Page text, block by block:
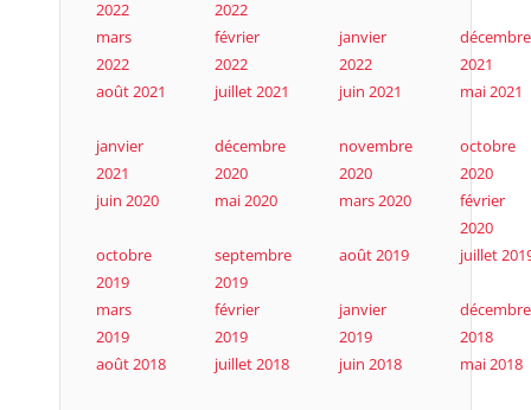
2022
2022
mars
2022
février
2022
janvier
2022
décembre
2021
août 2021
juillet 2021 juin 2021 mai 2021
janvier
2021
décembre
2020
novembre
2020
octobre
2020
juin 2020
mai 2020 mars 2020
février
2020
octobre
2019
septembre
2019
août 2019 juillet
mars
2019
février
2019
janvier
2019
décembre
2018
août 2018
juillet 2018 juin 2018 mai 2018